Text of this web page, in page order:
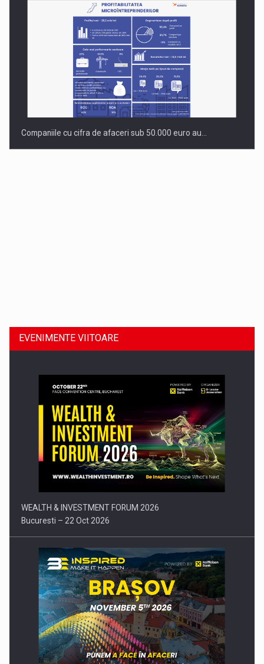
Companiile cu cifra de afaceri sub 50.000 euro au…
Comunicat de presa: Joburile part-time reincep sa intre pe…
EVENIMENTE VIITOARE
WEALTH & INVESTMENT FORUM 2026
Bucuresti – 22 Oct 2026